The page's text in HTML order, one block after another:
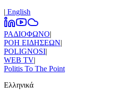
| Εnglish
ΡΑΔΙΟΦΩΝΟ|
ΡΟΗ ΕΙΔΗΣΕΩΝ|
POLIGNOSI|
WEB TV|
Politis To The Point
Ελληνικά